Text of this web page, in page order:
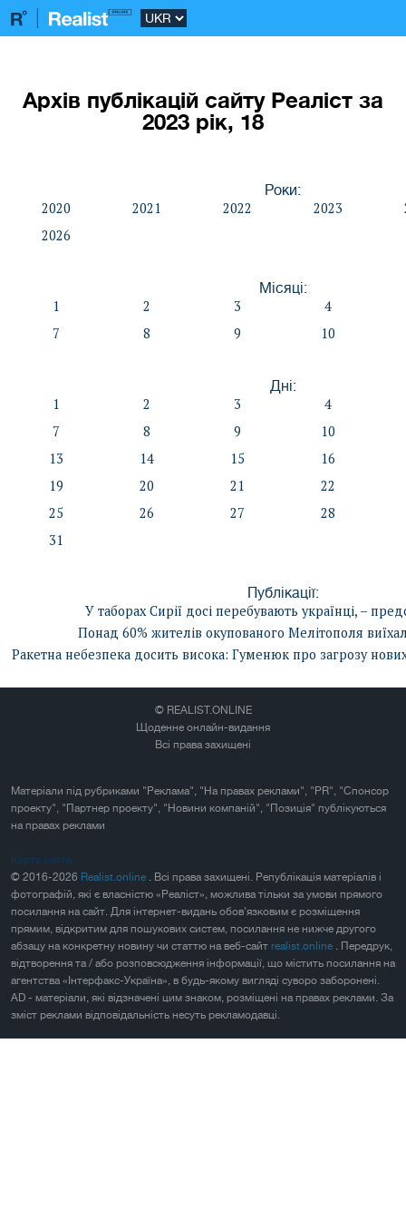
Архів публікацій сайту Реаліст за
2023 рік, 18
Роки:
2020 2021 2022 2023
2026
Місяці:
1 2 3
4
7
8 9 10
Дні:
1 2 3
4
7
8 9
10
13
14 15
16
19
20 21
22
25
26 27
28
31
Публікації:
У таборах Сирії досі перебувають українці, –
Понад 60% жителів окупованого Мелітополя
Ракетна небезпека досить висока: Гуменюк про загрозу
© REALIST.ONLINE
Щоденне онлайн-видання
Всі права захищені
Матеріали під рубриками "Реклама", "На правах реклами", "PR", "Спонсор
проекту", "Партнер проекту", "Новини компаній", "Позиція" публікуються
на правах реклами
Карта сайта
© 2016-2026 Realist.online . Всі права захищені. Републікація матеріалів і
фотографій, які є власністю «Реаліст», можлива тільки за умови прямого
посилання на сайт. Для інтернет-видань обов'язковим є розміщення
прямим, відкритим для пошукових систем, посилання не нижче другого
абзацу на конкретну новину чи статтю на веб-сайт realist.online . Передрук,
відтворення та / або розповсюдження інформації, що містить посилання на
агентства «Інтерфакс-Україна», в будь-якому вигляді суворо заборонені.
AD - матеріали, які відзначені цим знаком, розміщені на правах реклами. За
зміст реклами відповідальність несуть рекламодавці.